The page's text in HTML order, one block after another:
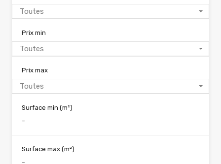
Toutes
Prix min
Toutes
Prix max
Toutes
Surface min (m²)
Surface max (m²)